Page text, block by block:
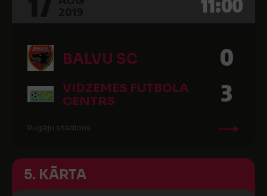
11:00
BALVU SC 0
VIDZEMES FUTBOLA
CENTRS
3
Rugāju stadions
5. KĀRTA